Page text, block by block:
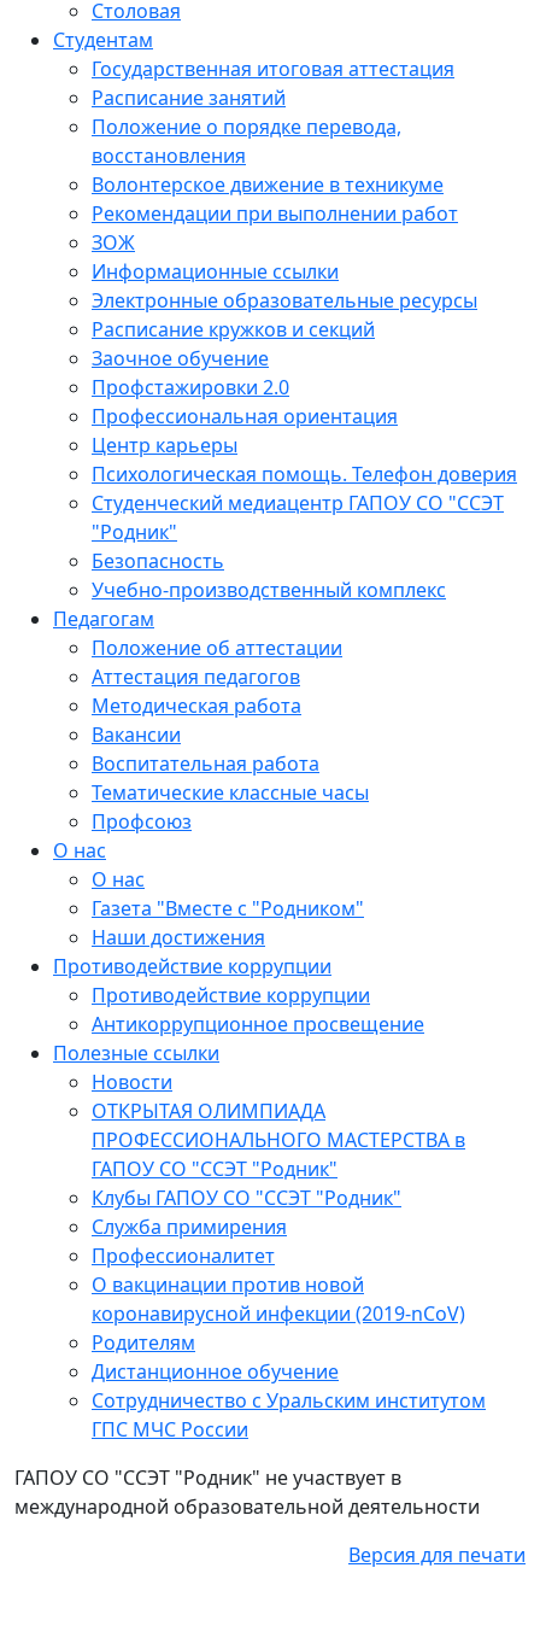
Столовая
Студентам
Государственная итоговая аттестация
Расписание занятий
Положение о порядке перевода,
восстановления
Волонтерское движение в техникуме
Рекомендации при выполнении работ
ЗОЖ
Информационные ссылки
Электронные образовательные ресурсы
Расписание кружков и секций
Заочное обучение
Профстажировки 2.0
Профессиональная ориентация
Центр карьеры
Психологическая помощь. Телефон доверия
Студенческий медиацентр ГАПОУ СО "ССЭТ
"Родник"
Безопасность
Учебно-производственный комплекс
Педагогам
Положение об аттестации
Аттестация педагогов
Методическая работа
Вакансии
Воспитательная работа
Тематические классные часы
Профсоюз
О нас
О нас
Газета "Вместе с "Родником"
Наши достижения
Противодействие коррупции
Противодействие коррупции
Антикоррупционное просвещение
Полезные ссылки
Новости
ОТКРЫТАЯ ОЛИМПИАДА
ПРОФЕССИОНАЛЬНОГО МАСТЕРСТВА в
ГАПОУ СО "ССЭТ "Родник"
Клубы ГАПОУ СО "ССЭТ "Родник"
Служба примирения
Профессионалитет
О вакцинации против новой
коронавирусной инфекции (2019-nCoV)
Родителям
Дистанционное обучение
Сотрудничество с Уральским институтом
ГПС МЧС России
ГАПОУ СО "ССЭТ "Родник" не участвует в
международной образовательной деятельности
Версия для печати